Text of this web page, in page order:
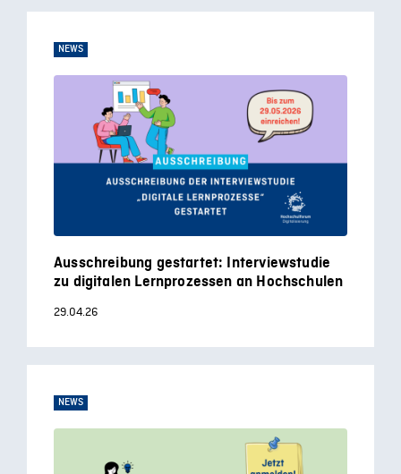
NEWS
Ausschreibung gestartet: Interviewstudie
zu digitalen Lernprozessen an Hochschulen
29.04.26
NEWS